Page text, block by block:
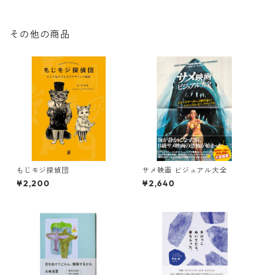
その他の商品
もじモジ探偵団
¥2,200
サメ映画 ビジュアル大全
¥2,640